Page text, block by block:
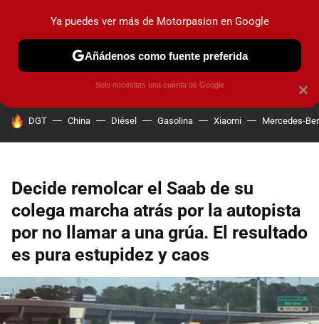
PRUEBAS COCHES ELÉCTRICOS OBSERVATORIO
HOY SE HABLA DE
DGT China Diésel Gasolina Xiaomi Mercedes-
Decide remolcar el Saab de su
colega marcha atrás por la autopista
por no llamar a una grúa. El resultado
es pura estupidez y caos
×
Ya puedes ver más de Motorpasion en Google
Añádenos como fuente preferida
Solo necesitas una cuenta de Google